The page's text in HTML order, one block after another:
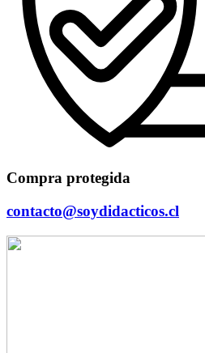
Compra protegida
contacto@soydidacticos.cl